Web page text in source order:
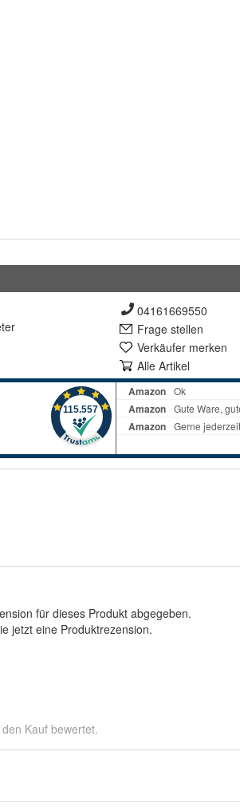
04161669550
Frage stellen
Verkäufer merken
Alle Artikel
für dieses Produkt abgegeben.
jetzt eine Produktrezension.
Kauf bewertet.